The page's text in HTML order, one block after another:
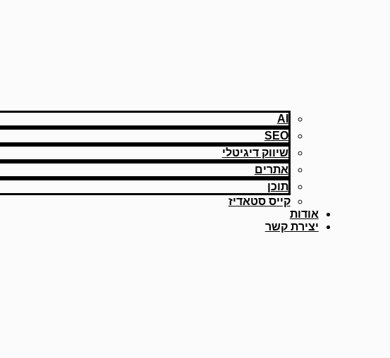
AI
SEO
שיווק דיגיטלי
אתרים
תוכן
קייס סטאדיז
אודות
יצירת קשר